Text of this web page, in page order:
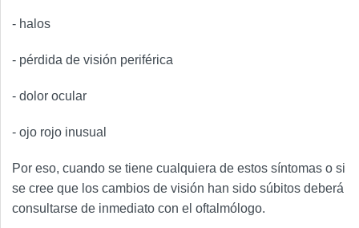
- halos
- pérdida de visión periférica
- dolor ocular
- ojo rojo inusual
Por eso, cuando se tiene cualquiera de estos síntomas o si
se cree que los cambios de visión han sido súbitos deberá
consultarse de inmediato con el oftalmólogo.